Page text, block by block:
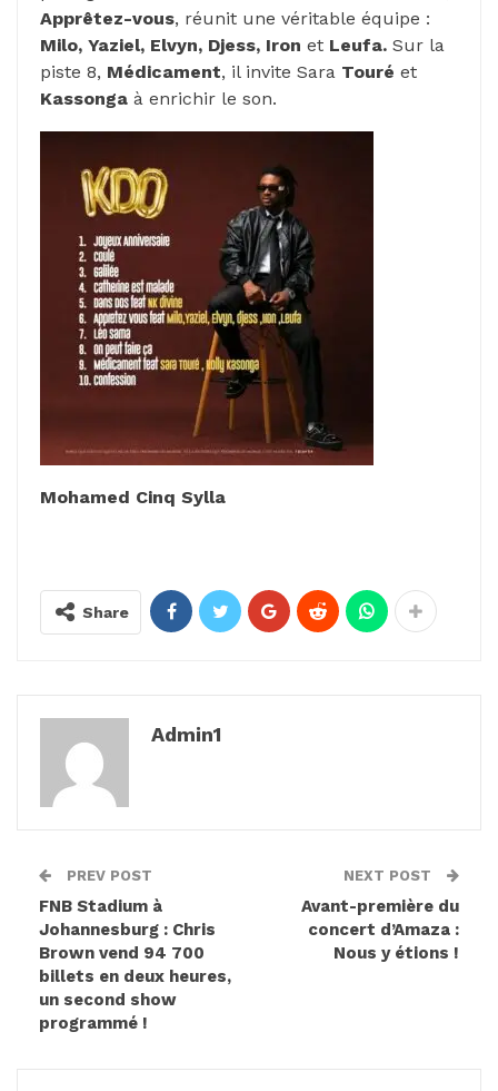
Apprêtez-vous, réunit une véritable équipe :
Milo, Yaziel, Elvyn, Djess, Iron et Leufa. Sur la
piste 8, Médicament, il invite Sara Touré et
Kassonga à enrichir le son.
Mohamed Cinq Sylla
Share
Admin1
PREV POST
FNB Stadium à
Johannesburg : Chris
Brown vend 94 700
billets en deux heures,
un second show
programmé !
NEXT POST
Avant-première du
concert d’Amaza :
Nous y étions !